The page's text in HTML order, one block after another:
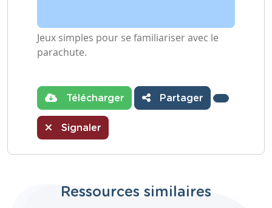
Jeux simples pour se familiariser avec le
parachute.
Télécharger Partager
Signaler
Ressources similaires